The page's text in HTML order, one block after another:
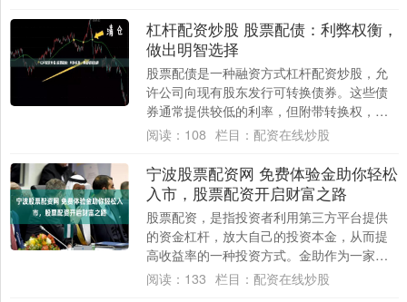
杠杆配资炒股 股票配债：利弊权衡，
做出明智选择
股票配债是一种融资方式杠杆配资炒股，允
许公司向现有股东发行可转换债券。这些债
券通常提供较低的利率，但附带转换权，允
许持有人将其转换为公司股票。 * **放大收
阅读： 108 栏目： 配资在线炒股
宁波股票配资网 免费体验金助你轻松
入市，股票配资开启财富之路
股票配资，是指投资者利用第三方平台提供
的资金杠杆，放大自己的投资本金，从而提
高收益率的一种投资方式。金助作为一家专
业的股票配资平台，为投资者提供免费体验
阅读： 133 栏目： 配资在线炒股